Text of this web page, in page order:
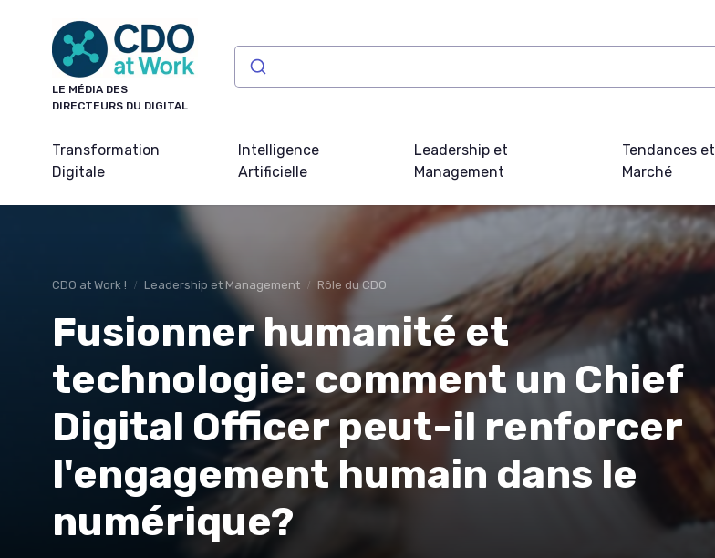
LE MÉDIA DES
DIRECTEURS DU DIGITAL
Transformation
Digitale
Intelligence
Artificielle
Leadership et
Management
Tendances et
Marché
CDO at Work ! Leadership et Management Rôle du CDO
Fusionner humanité et
technologie: comment un Chief
Digital Officer peut-il renforcer
l'engagement humain dans le
numérique?